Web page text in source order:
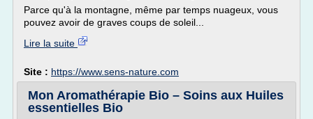
Parce qu'à la montagne, même par temps nuageux, vous
pouvez avoir de graves coups de soleil...
Lire la suite
Site : https://www.sens-nature.com
Mon Aromathérapie Bio – Soins aux Huiles
essentielles Bio